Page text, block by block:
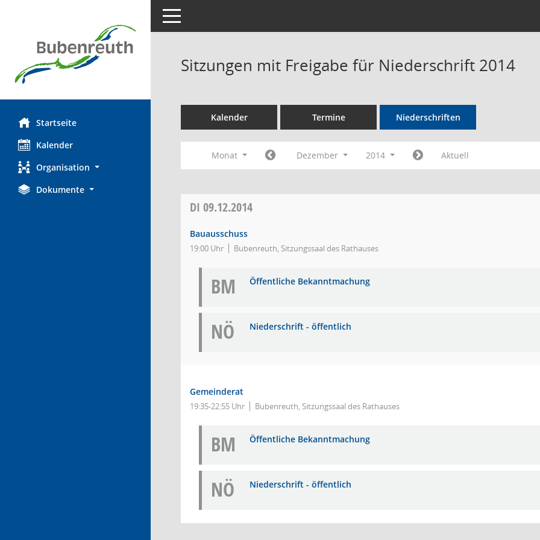
Startseite
Kalender
Organisation
Dokumente
Toggle navigation
Sitzungen mit Freigabe für Niederschrift 2014
Kalender Termine Niederschriften
Monat Dezember 2014 Aktuell
DI 09.12.2014
Bauausschuss
19:00 Uhr Bubenreuth, Sitzungssaal des Rathauses
BM Öffentliche Bekanntmachung
NÖ Niederschrift - öffentlich
Gemeinderat
19:35-22:55 Uhr Bubenreuth, Sitzungssaal des Rathauses
BM Öffentliche Bekanntmachung
NÖ Niederschrift - öffentlich